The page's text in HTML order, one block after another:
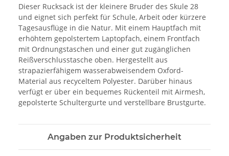
Dieser Rucksack ist der kleinere Bruder des Skule 28
und eignet sich perfekt für Schule, Arbeit oder kürzere
Tagesausflüge in die Natur. Mit einem Hauptfach mit
erhöhtem gepolstertem Laptopfach, einem Frontfach
mit Ordnungstaschen und einer gut zugänglichen
Reißverschlusstasche oben. Hergestellt aus
strapazierfähigem wasserabweisendem Oxford-
Material aus recyceltem Polyester. Darüber hinaus
verfügt er über ein bequemes Rückenteil mit Airmesh,
gepolsterte Schultergurte und verstellbare Brustgurte.
Angaben zur Produktsicherheit